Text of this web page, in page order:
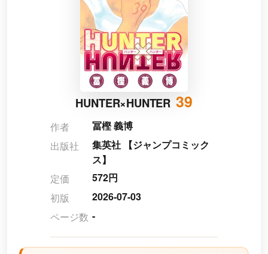
HUNTER×HUNTER 39
作者
冨樫 義博
出版社
集英社 【ジャンプコミック
ス】
定価
572円
初版
2026-07-03
ページ数 -